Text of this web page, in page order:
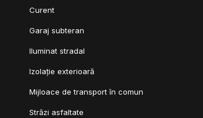
Curent
Garaj subteran
Iluminat stradal
Izolație exterioară
Mijloace de transport în comun
Străzi asfaltate